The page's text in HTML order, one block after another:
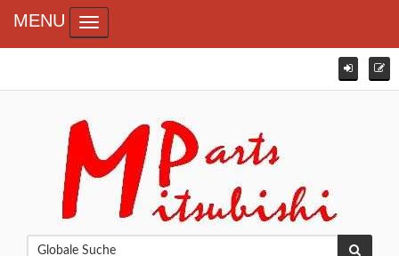
MENU Toggle navigation